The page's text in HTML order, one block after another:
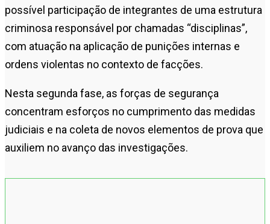
possível participação de integrantes de uma estrutura
criminosa responsável por chamadas “disciplinas”,
com atuação na aplicação de punições internas e
ordens violentas no contexto de facções.
Nesta segunda fase, as forças de segurança
concentram esforços no cumprimento das medidas
judiciais e na coleta de novos elementos de prova que
auxiliem no avanço das investigações.